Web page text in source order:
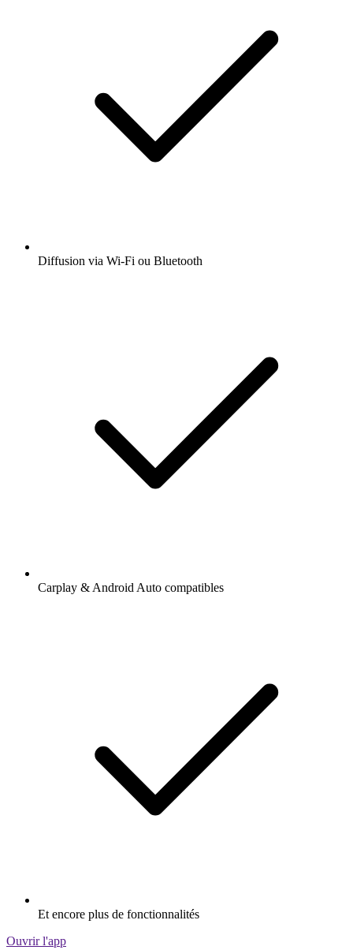
Diffusion via Wi-Fi ou Bluetooth
Carplay & Android Auto compatibles
Et encore plus de fonctionnalités
Ouvrir l'app